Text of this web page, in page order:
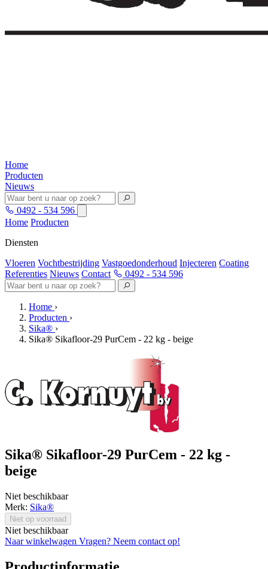
Home
Producten
Nieuws
0492 - 534 596
Home Producten
Diensten
Vloeren Vochtbestrijding Vastgoedonderhoud Injecteren Coating
Referenties Nieuws Contact 0492 - 534 596
Home ›
Producten ›
Sika® ›
Sika® Sikafloor-29 PurCem - 22 kg - beige
Sika® Sikafloor-29 PurCem - 22 kg -
beige
Niet beschikbaar
Merk: Sika®
Niet op voorraad
Niet beschikbaar
Naar winkelwagen Vragen? Neem contact op!